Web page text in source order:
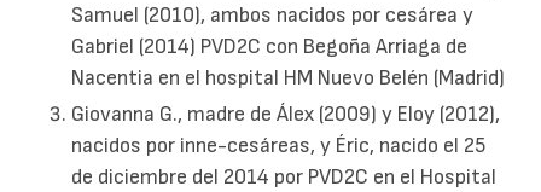
Samuel (2010), ambos nacidos por cesárea y
Gabriel (2014) PVD2C con Begoña Arriaga de
Nacentia en el hospital HM Nuevo Belén (Madrid)
Giovanna G., madre de Álex (2009) y Eloy (2012),
nacidos por inne-cesáreas, y Éric, nacido el 25
de diciembre del 2014 por PVD2C en el Hospital